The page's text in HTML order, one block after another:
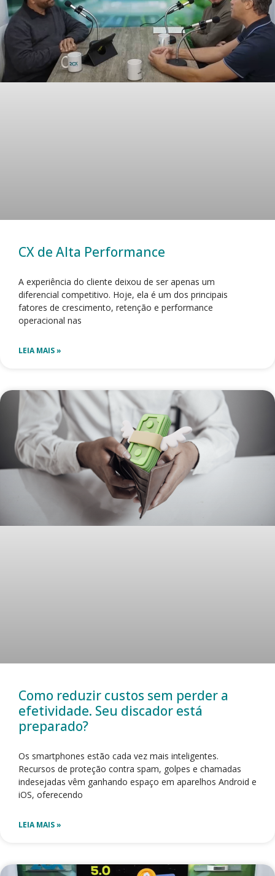
CX de Alta Performance
A experiência do cliente deixou de ser apenas um
diferencial competitivo. Hoje, ela é um dos principais
fatores de crescimento, retenção e performance
operacional nas
LEIA MAIS »
Como reduzir custos sem perder a
efetividade. Seu discador está
preparado?
Os smartphones estão cada vez mais inteligentes.
Recursos de proteção contra spam, golpes e chamadas
indesejadas vêm ganhando espaço em aparelhos Android e
iOS, oferecendo
LEIA MAIS »